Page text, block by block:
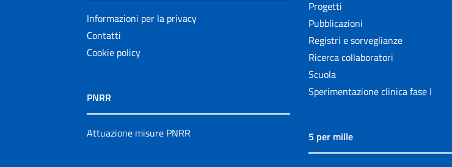
Informazioni per la privacy
Contatti
Cookie policy
PNRR
Attuazione misure PNRR
Progetti
Pubblicazioni
Registri e sorveglianze
Ricerca collaboratori
Scuola
Sperimentazione clinica fase I
5 per mille